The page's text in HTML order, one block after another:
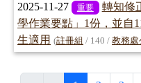
2025-11-27 重要
轉知修
學作業要點」1份，並自
生適用 (註冊組 / 140 / 教務處